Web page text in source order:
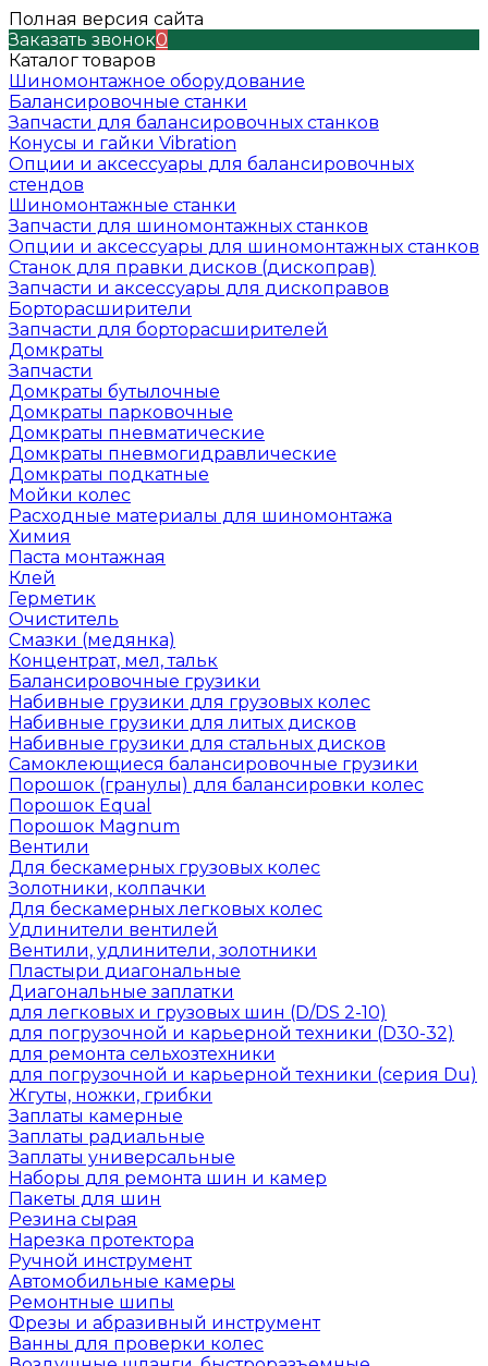
Полная версия сайта
Заказать звонок0
Каталог товаров
Шиномонтажное оборудование
Балансировочные станки
Запчасти для балансировочных станков
Конусы и гайки Vibration
Опции и аксессуары для балансировочных
стендов
Шиномонтажные станки
Запчасти для шиномонтажных станков
Опции и аксессуары для шиномонтажных станков
Станок для правки дисков (дископрав)
Запчасти и аксессуары для дископравов
Борторасширители
Запчасти для борторасширителей
Домкраты
Запчасти
Домкраты бутылочные
Домкраты парковочные
Домкраты пневматические
Домкраты пневмогидравлические
Домкраты подкатные
Мойки колес
Расходные материалы для шиномонтажа
Химия
Паста монтажная
Клей
Герметик
Очиститель
Смазки (медянка)
Концентрат, мел, тальк
Балансировочные грузики
Набивные грузики для грузовых колес
Набивные грузики для литых дисков
Набивные грузики для стальных дисков
Самоклеющиеся балансировочные грузики
Порошок (гранулы) для балансировки колес
Порошок Equal
Порошок Magnum
Вентили
Для бескамерных грузовых колес
Золотники, колпачки
Для бескамерных легковых колес
Удлинители вентилей
Вентили, удлинители, золотники
Пластыри диагональные
Диагональные заплатки
для легковых и грузовых шин (D/DS 2-10)
для погрузочной и карьерной техники (D30-32)
для ремонта сельхозтехники
для погрузочной и карьерной техники (серия Du)
Жгуты, ножки, грибки
Заплаты камерные
Заплаты радиальные
Заплаты универсальные
Наборы для ремонта шин и камер
Пакеты для шин
Резина сырая
Нарезка протектора
Ручной инструмент
Автомобильные камеры
Ремонтные шипы
Фрезы и абразивный инструмент
Ванны для проверки колес